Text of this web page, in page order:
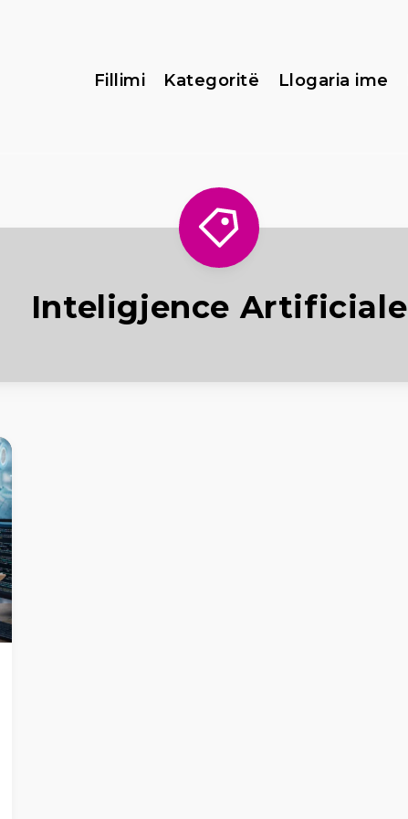
Fillimi Kategoritë Llogaria ime
Inteligjence Artificiale